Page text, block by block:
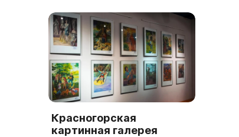
Красногорская
картинная галерея